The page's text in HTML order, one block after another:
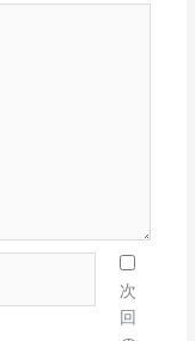
次
回